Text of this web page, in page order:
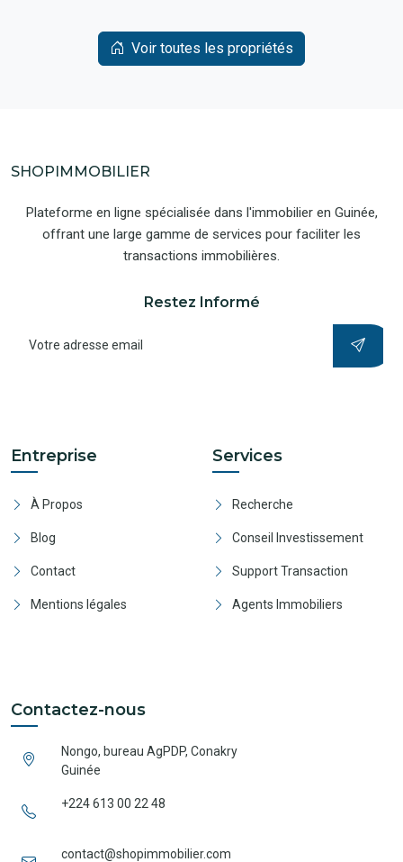
Voir toutes les propriétés
SHOPIMMOBILIER
Plateforme en ligne spécialisée dans l'immobilier en Guinée,
offrant une large gamme de services pour faciliter les
transactions immobilières.
Restez Informé
Entreprise
À Propos
Blog
Contact
Mentions légales
Services
Recherche
Conseil Investissement
Support Transaction
Agents Immobiliers
Contactez-nous
Nongo, bureau AgPDP, Conakry
Guinée
+224 613 00 22 48
contact@shopimmobilier.com